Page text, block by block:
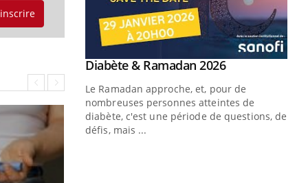
tout nouveau
piscine,
Nos mains
Youtube
Diabète & Ramadan 2026Youtube
Le Ramadan approche, et, pour de
nombreuses personnes atteintes de
diabète, c'est une période de questions, de
défis, mais ...